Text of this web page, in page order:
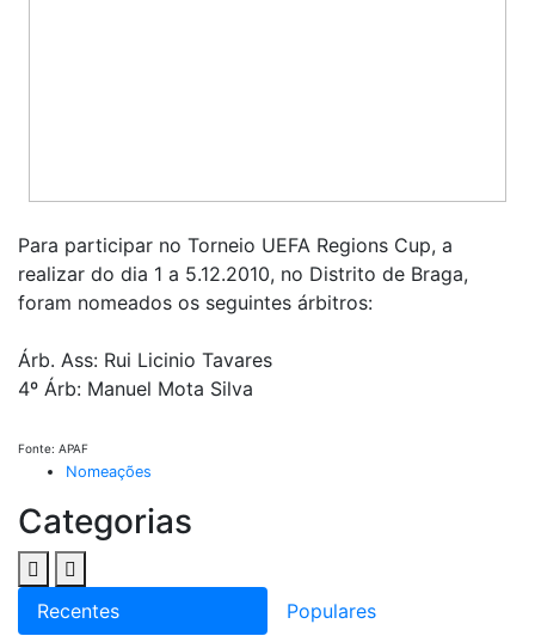
Para participar no Torneio UEFA Regions Cup, a
realizar do dia 1 a 5.12.2010, no Distrito de Braga,
foram nomeados os seguintes árbitros:
Árb. Ass: Rui Licinio Tavares
4º Árb: Manuel Mota Silva
Fonte: APAF
Nomeações
Categorias
Recentes
Populares